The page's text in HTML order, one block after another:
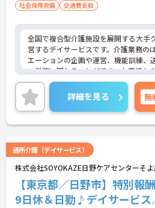
社会保険完備
交通費支給
全国で複合型介護施設を展開する大手
営するデイサービスです。介護業務の
エーションの企画や運営、機能訓練、
い業務に関わることができ、お客様か
とう」を直接やりがいにできる環境で
とは別に年間17日間のリフレッシュ休
れ、平日の取得もしやすいため、ご家
ご自身の趣味など、プライベートを大
日勤帯で無理なく働き続けられます。
保ちながらいきいきと働ける点も魅力
個人の評価等に応じて支払われる特別
り、頑張りがしっかりと還元されます
歳まで再雇用制度を利用して働けるた
験を活かして長く安定したキャリアを
い方に大変おすすめの求人です。
詳細を見る 無
通所介護（デイサービス）
株式会社SOYOKAZE日野ケアセンターそよ
【東京都／日野市】特別
9日休＆日勤♪デイサービス